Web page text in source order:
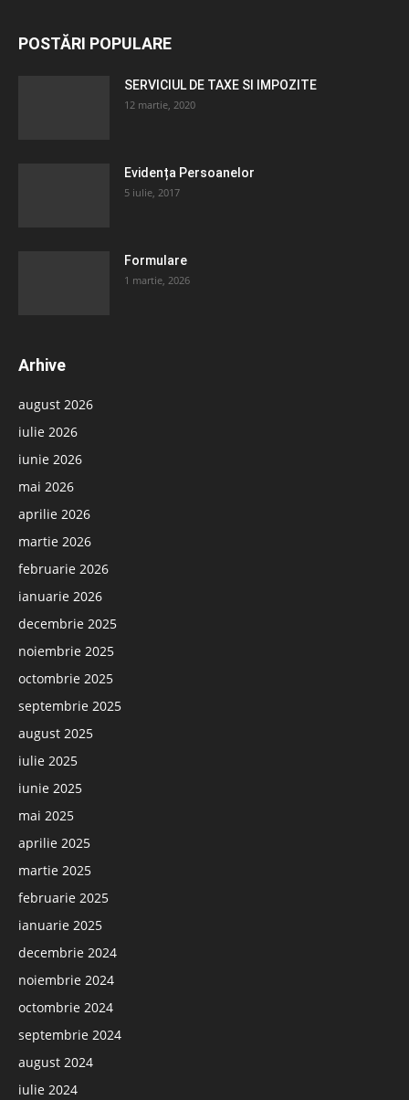
POSTĂRI POPULARE
SERVICIUL DE TAXE SI IMPOZITE
12 martie, 2020
Evidența Persoanelor
5 iulie, 2017
Formulare
1 martie, 2026
Arhive
august 2026
iulie 2026
iunie 2026
mai 2026
aprilie 2026
martie 2026
februarie 2026
ianuarie 2026
decembrie 2025
noiembrie 2025
octombrie 2025
septembrie 2025
august 2025
iulie 2025
iunie 2025
mai 2025
aprilie 2025
martie 2025
februarie 2025
ianuarie 2025
decembrie 2024
noiembrie 2024
octombrie 2024
septembrie 2024
august 2024
iulie 2024